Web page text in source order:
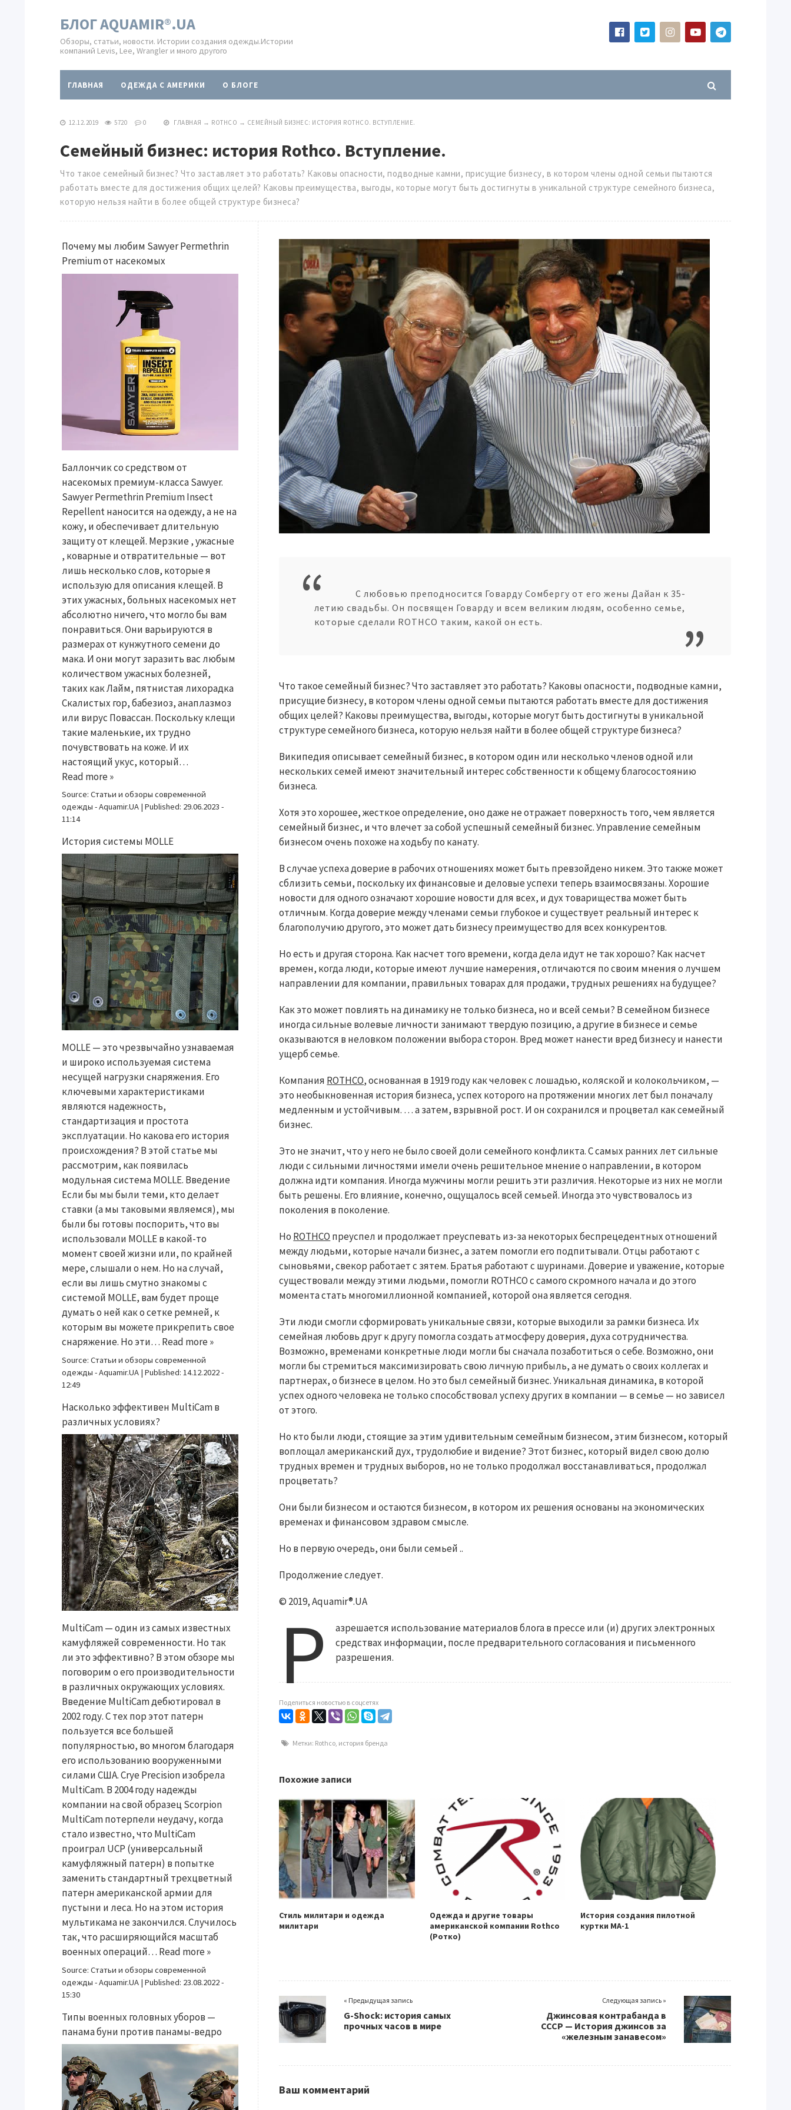
БЛОГ AQUAMIR®.UA
Обзоры, статьи, новости. Истории создания одежды.Истории
компаний Levis, Lee, Wrangler и много другого
ГЛАВНАЯ ОДЕЖДА С АМЕРИКИ O БЛОГЕ
12.12.2019 5720 0 ГЛАВНАЯ → ROTHCO → СЕМЕЙНЫЙ БИЗНЕС: ИСТОРИЯ ROTHCO. ВСТУПЛЕНИЕ.
Семейный бизнес: история Rothco. Вступление.
Что такое семейный бизнес? Что заставляет это работать? Каковы опасности, подводные камни, присущие бизнесу, в котором члены одной семьи пытаются
работать вместе для достижения общих целей? Каковы преимущества, выгоды, которые могут быть достигнуты в уникальной структуре семейного бизнеса,
которую нельзя найти в более общей структуре бизнеса?
С любовью преподносится Говарду Сомбергу от его жены Дайан к 35-
летию свадьбы. Он посвящен Говарду и всем великим людям, особенно семье,
которые сделали ROTHCO таким, какой он есть.
Что такое семейный бизнес? Что заставляет это работать? Каковы опасности, подводные камни,
присущие бизнесу, в котором члены одной семьи пытаются работать вместе для достижения
общих целей? Каковы преимущества, выгоды, которые могут быть достигнуты в уникальной
структуре семейного бизнеса, которую нельзя найти в более общей структуре бизнеса?
Википедия описывает семейный бизнес, в котором один или несколько членов одной или
нескольких семей имеют значительный интерес собственности к общему благосостоянию
бизнеса.
Хотя это хорошее, жесткое определение, оно даже не отражает поверхность того, чем является
семейный бизнес, и что влечет за собой успешный семейный бизнес. Управление семейным
бизнесом очень похоже на ходьбу по канату.
В случае успеха доверие в рабочих отношениях может быть превзойдено никем. Это также может
сблизить семьи, поскольку их финансовые и деловые успехи теперь взаимосвязаны. Хорошие
новости для одного означают хорошие новости для всех, и дух товарищества может быть
отличным. Когда доверие между членами семьи глубокое и существует реальный интерес к
благополучию другого, это может дать бизнесу преимущество для всех конкурентов.
Но есть и другая сторона. Как насчет того времени, когда дела идут не так хорошо? Как насчет
времен, когда люди, которые имеют лучшие намерения, отличаются по своим мнения о лучшем
направлении для компании, правильных товарах для продажи, трудных решениях на будущее?
Как это может повлиять на динамику не только бизнеса, но и всей семьи? В семейном бизнесе
иногда сильные волевые личности занимают твердую позицию, а другие в бизнесе и семье
оказываются в неловком положении выбора сторон. Вред может нанести вред бизнесу и нанести
ущерб семье.
Компания ROTHCO, основанная в 1919 году как человек с лошадью, коляской и колокольчиком, —
это необыкновенная история бизнеса, успех которого на протяжении многих лет был поначалу
медленным и устойчивым. … а затем, взрывной рост. И он сохранился и процветал как семейный
бизнес.
Это не значит, что у него не было своей доли семейного конфликта. С самых ранних лет сильные
люди с сильными личностями имели очень решительное мнение о направлении, в котором
должна идти компания. Иногда мужчины могли решить эти различия. Некоторые из них не могли
быть решены. Его влияние, конечно, ощущалось всей семьей. Иногда это чувствовалось из
поколения в поколение.
Но ROTHCO преуспел и продолжает преуспевать из-за некоторых беспрецедентных отношений
между людьми, которые начали бизнес, а затем помогли его подпитывали. Отцы работают с
сыновьями, свекор работает с зятем. Братья работают с шуринами. Доверие и уважение, которые
существовали между этими людьми, помогли ROTHCO с самого скромного начала и до этого
момента стать многомиллионной компанией, которой она является сегодня.
Эти люди смогли сформировать уникальные связи, которые выходили за рамки бизнеса. Их
семейная любовь друг к другу помогла создать атмосферу доверия, духа сотрудничества.
Возможно, временами конкретные люди могли бы сначала позаботиться о себе. Возможно, они
могли бы стремиться максимизировать свою личную прибыль, а не думать о своих коллегах и
партнерах, о бизнесе в целом. Но это был семейный бизнес. Уникальная динамика, в которой
успех одного человека не только способствовал успеху других в компании — в семье — но зависел
от этого.
Но кто были люди, стоящие за этим удивительным семейным бизнесом, этим бизнесом, который
воплощал американский дух, трудолюбие и видение? Этот бизнес, который видел свою долю
трудных времен и трудных выборов, но не только продолжал восстанавливаться, продолжал
процветать?
Они были бизнесом и остаются бизнесом, в котором их решения основаны на экономических
временах и финансовом здравом смысле.
Но в первую очередь, они были семьей ..
Продолжение следует.
© 2019, Aquamir®.UA
Р
азрешается использование материалов блога в прессе или (и) других электронных
средствах информации, после предварительного согласования и письменного
разрешения.
Поделиться новостью в соцсетях
Метки: Rothco, история бренда
Похожие записи
Стиль милитари и одежда
милитари
Одежда и другие товары
американской компании Rothco
(Ротко)
История создания пилотной
куртки МА-1
« Предыдущая запись
G-Shock: история самых
прочных часов в мире
Следующая запись »
Джинсовая контрабанда в
СССР — История джинсов за
«железным занавесом»
Ваш комментарий
Почему мы любим Sawyer Permethrin
Premium от насекомых
Баллончик со средством от
насекомых премиум-класса Sawyer.
Sawyer Permethrin Premium Insect
Repellent наносится на одежду, а не на
кожу, и обеспечивает длительную
защиту от клещей. Мерзкие , ужасные
, коварные и отвратительные — вот
лишь несколько слов, которые я
использую для описания клещей. В
этих ужасных, больных насекомых нет
абсолютно ничего, что могло бы вам
понравиться. Они варьируются в
размерах от кунжутного семени до
мака. И они могут заразить вас любым
количеством ужасных болезней,
таких как Лайм, пятнистая лихорадка
Скалистых гор, бабезиоз, анаплазмоз
или вирус Повассан. Поскольку клещи
такие маленькие, их трудно
почувствовать на коже. И их
настоящий укус, который…
Read more »
Source: Статьи и обзоры современной
одежды - Aquamir.UA | Published: 29.06.2023 -
11:14
История системы MOLLE
MOLLE — это чрезвычайно узнаваемая
и широко используемая система
несущей нагрузки снаряжения. Его
ключевыми характеристиками
являются надежность,
стандартизация и простота
эксплуатации. Но какова его история
происхождения? В этой статье мы
рассмотрим, как появилась
модульная система MOLLE. Введение
Если бы мы были теми, кто делает
ставки (а мы таковыми являемся), мы
были бы готовы поспорить, что вы
использовали MOLLE в какой-то
момент своей жизни или, по крайней
мере, слышали о нем. Но на случай,
если вы лишь смутно знакомы с
системой MOLLE, вам будет проще
думать о ней как о сетке ремней, к
которым вы можете прикрепить свое
снаряжение. Но эти… Read more »
Source: Статьи и обзоры современной
одежды - Aquamir.UA | Published: 14.12.2022 -
12:49
Насколько эффективен MultiCam в
различных условиях?
MultiCam — один из самых известных
камуфляжей современности. Но так
ли это эффективно? В этом обзоре мы
поговорим о его производительности
в различных окружающих условиях.
Введение MultiCam дебютировал в
2002 году. С тех пор этот патерн
пользуется все большей
популярностью, во многом благодаря
его использованию вооруженными
силами США. Crye Precision изобрела
MultiCam. В 2004 году надежды
компании на свой образец Scorpion
MultiCam потерпели неудачу, когда
стало известно, что MultiCam
проиграл UCP (универсальный
камуфляжный патерн) в попытке
заменить стандартный трехцветный
патерн американской армии для
пустыни и леса. Но на этом история
мультикама не закончился. Случилось
так, что расширяющийся масштаб
военных операций… Read more »
Source: Статьи и обзоры современной
одежды - Aquamir.UA | Published: 23.08.2022 -
15:30
Типы военных головных уборов —
панама буни против панамы-ведро